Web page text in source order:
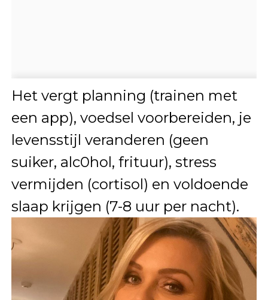
Het vergt planning (trainen met
een app), voedsel voorbereiden, je
levensstijl veranderen (geen
suiker, alc0hol, frituur), stress
vermijden (cortisol) en voldoende
slaap krijgen (7-8 uur per nacht).